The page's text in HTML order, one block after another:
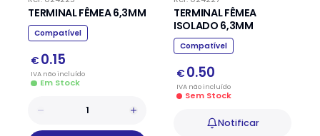
TERMINAL FÊMEA 6,3MM
Compatível
€ 0.15
IVA nãoincluído
Em Stock
TERMINAL FÊMEA
ISOLADO 6,3MM
Compatível
€ 0.50
IVA nãoincluído
Sem Stock
Notificar